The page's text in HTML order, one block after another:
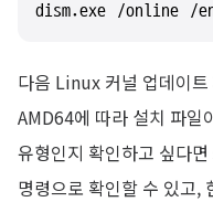
dism.exe /online /
다음 Linux 커널 업데이
AMD64에 따라 설치 파일
유형인지 확인하고 싶다
명령으로 확인할 수 있고